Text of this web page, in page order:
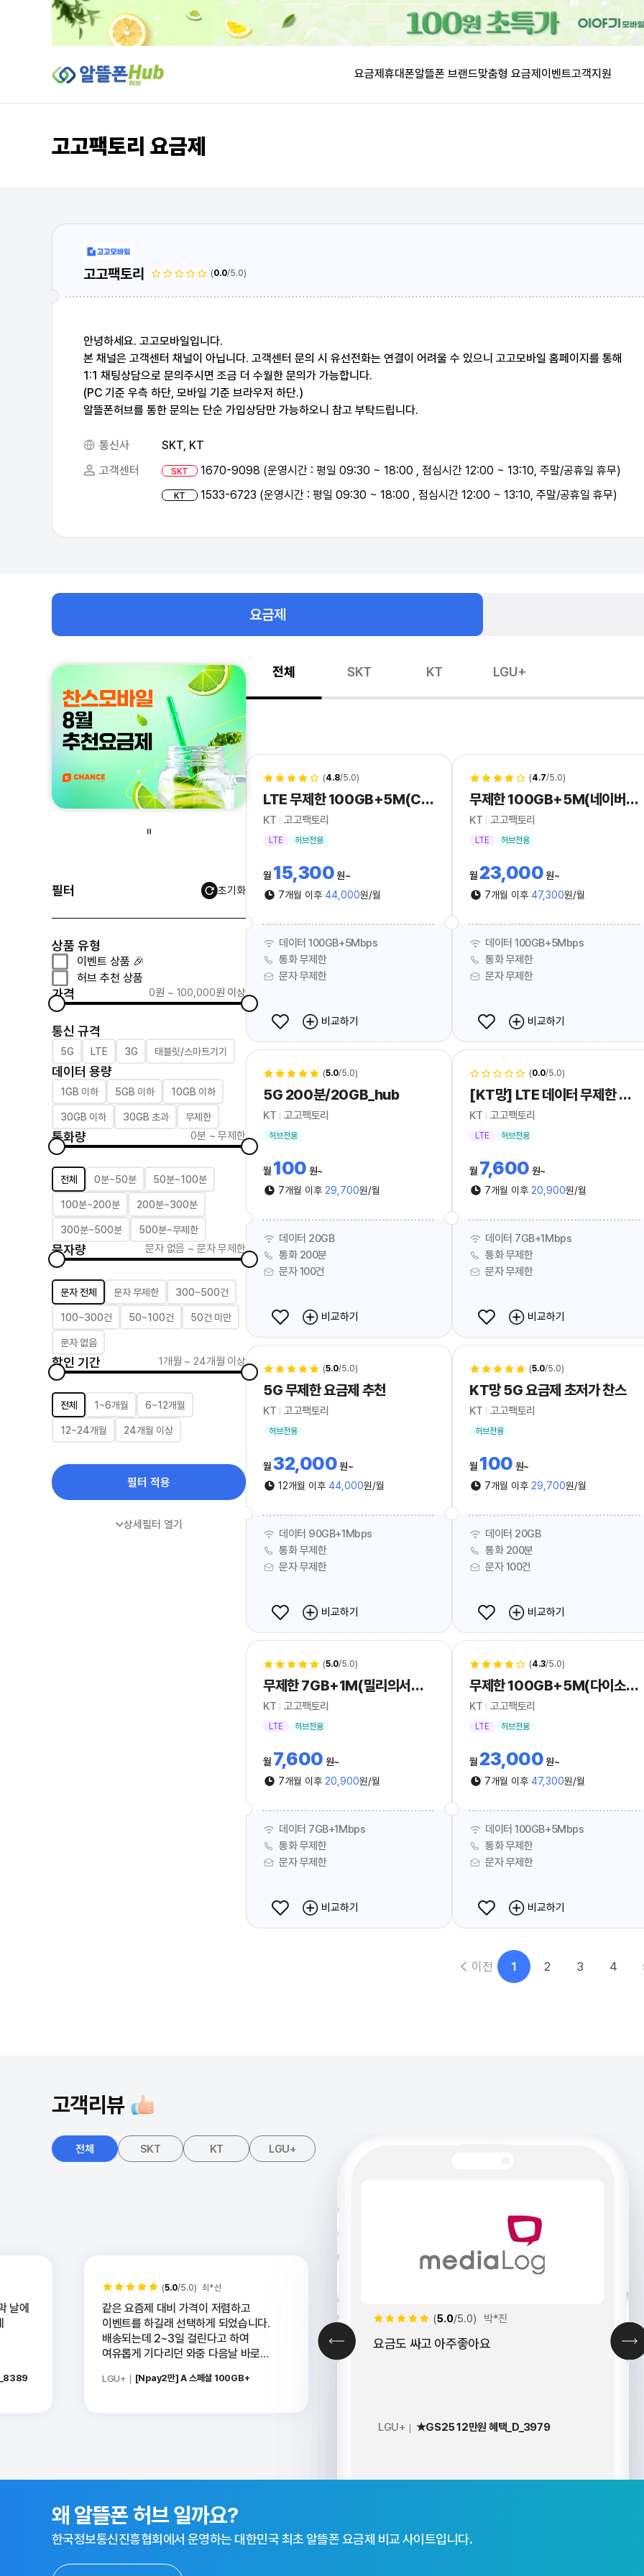
본문 바로가기
요금제 휴대폰알뜰폰 브랜드맞춤형 요금제 이벤트고객지원
고고팩토리 요금제
요금제 상세
고고팩토리 (0.0/5.0)
안녕하세요. 고고모바일입니다.
본 채널은 고객센터 채널이 아닙니다. 고객센터 문의 시 유선전화는 연결이 어려울 수 있으니 고고모바일 홈페이지를 통해
1:1 채팅상담으로 문의주시면 조금 더 수월한 문의가 가능합니다.
(PC 기준 우측 하단, 모바일 기준 브라우저 하단.)
통신사
SKT, KT
고객센터
SKT 1670-9098 (운영시간 : 평일 09:30 ~ 18:00 , 점심시간 12:00 ~ 13:10, 주말/공휴일 휴무)
KT 1533-6723 (운영시간 : 평일 09:30 ~ 18:00 , 점심시간 12:00 ~ 13:10, 주말/공휴일 휴무)
요금제
필터 초기화
상품 유형
상품 유형 선택이벤트 상품 🎉
허브 추천 상품
가격 0원 ~ 100,000원 이상
가격 범위 선택
통신 규격
통신 규격 선택
5G LTE 3G 태블릿/스마트기기
데이터 용량
데
터
용
선
택
1GB 이하 5GB 이하 10GB 이하
30GB 이하 30GB 초과 무제한
통화량 0분 ~무제한
화
량
선
통
량
선
전체 0분~50분 50분~100분
100분~200분 200분~300분
300분~500분 500분~무제한
문자량 문자 없음 ~ 문자 무제한
자
량
선
문
량
선
문자 전체 문자 무제한 300~500건
100~300건 50~100건 50건 미만
문자 없음
할인 기간 1개월 ~24개월 이상
인
기
위
할
기
간
택
전체 1~6개월 6~12개월
12~24개월 24개월 이상
필터 적용
상세필터 열기
전체 SKT KT LGU+
(4.8/5.0)
LTE 무제한 100GB+5M(CU20%할인)_hub
KT 고고팩토리
LTE 허브전용
월 15,300원
7개월 이후 44,000원/월
데이터 100GB+5Mbps
통화 무제한
문자 무제한
비교하기
(4.7/5.0)
무제한 100GB+5M(네이버페이5000P)_hub
KT 고고팩토리
LTE 허브전용
월 23,000원
7개월 이후 47,300원/월
데이터 100GB+5Mbps
통화 무제한
문자 무제한
비교하기
(5.0/5.0)
5G 200분/20GB_hub
KT 고고팩토리
허브전용
월 100 원
7개월 이후 29,700원/월
데이터 20GB
통화 200분
문자 100건
비교하기
(0.0/5.0)
[KT망] LTE 데이터 무제한 요금제 추천
KT 고고팩토리
LTE 허브전용
월 7,600 원
7개월 이후 20,900원/월
데이터 7GB+1Mbps
통화 무제한
문자 무제한
비교하기
(5.0/5.0)
5G 무제한 요금제 추천
KT 고고팩토리
허브전용
월32,000원
12개월 이후 44,000원/월
데이터 90GB+1Mbps
통화 무제한
문자 무제한
비교하기
(5.0/5.0)
KT망 5G 요금제 초저가 찬스
KT 고고팩토리
허브전용
월 100 원
7개월 이후 29,700원/월
데이터 20GB
통화 200분
문자 100건
비교하기
(5.0/5.0)
무제한 7GB+1M(밀리의서재 Free)_hub
KT 고고팩토리
LTE 허브전용
월 7,600 원
7개월 이후 20,900원/월
데이터 7GB+1Mbps
통화 무제한
문자 무제한
비교하기
(4.3/5.0)
무제한 100GB+5M(다이소 5000원)_hub
KT 고고팩토리
LTE 허브전용
월 23,000원
7개월 이후 47,300원/월
데이터 100GB+5Mbps
통화 무제한
문자 무제한
비교하기
이전 1 2 3 4
고객리뷰
전체 SKT KT LGU+
날에
(5.0/5.0) 최*선
같은 요즘제 대비 가격이 저렴하고
이벤트를 하길래 선택하게 되었습니다.
배송되는데 2~3일 걸린다고 하여
여유롭게 기다리던 와중 다음날 바로
금일 개통하였습니다! 홈페이지에서
LGU+ [Npay2만] A 스페셜 100GB+
(5.0/5.0) 박*진
요금도 싸고 아주좋아요
LGU+ ★GS25 12만원 혜택_D_3979
왜 알뜰폰 허브 일까요?
한국정보통신진흥협회에서 운영하는 대한민국 최초 알뜰폰 요금제 비교 사이트입니다.